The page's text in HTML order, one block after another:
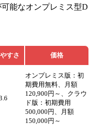
能なオンプレミス型D
すさ 価格
オンプレミス版：初
期費用無料、月額
120,900円～、クラウ
ド版：初期費用
500,000円、月額
150,000円～